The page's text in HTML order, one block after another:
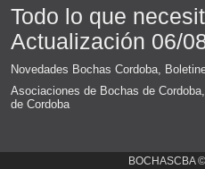
Todo lo que
Actualización 06/
Novedades Bochas Cordoba
Asociaciones de Bochas de Cordoba
de Cordoba
BOCHASCBA